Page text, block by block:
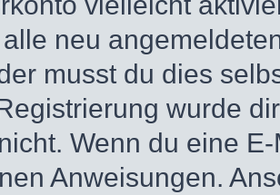
neu
musst du dies
wurde
Wenn du eine
Anweisungen.